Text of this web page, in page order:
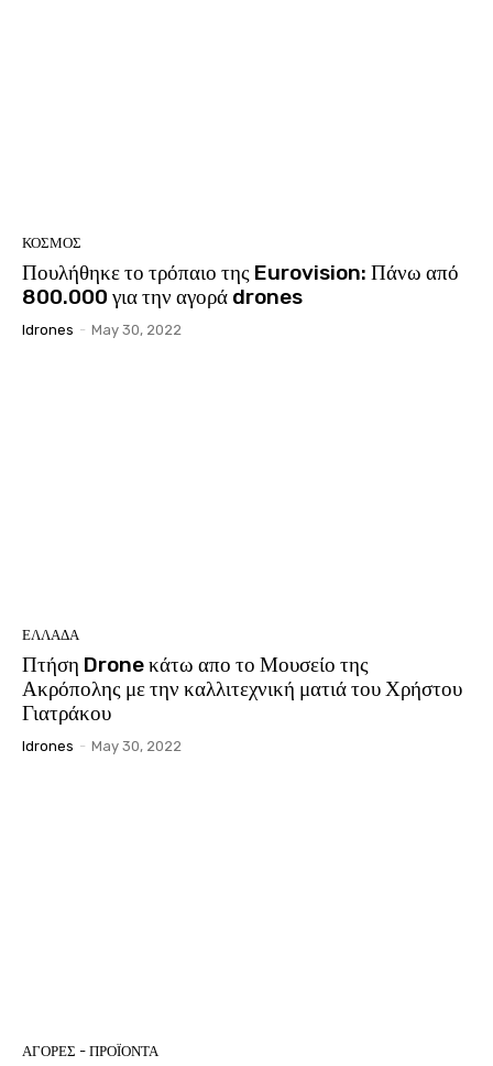
ΚΟΣΜΟΣ
Πουλήθηκε το τρόπαιο της Eurovision: Πάνω από
800.000 για την αγορά drones
Idrones - May 30, 2022
ΕΛΛΑΔΑ
Πτήση Drone κάτω απο το Μουσείο της
Ακρόπολης με την καλλιτεχνική ματιά του Χρήστου
Γιατράκου
Idrones - May 30, 2022
ΑΓΟΡΕΣ - ΠΡΟΪΟΝΤΑ